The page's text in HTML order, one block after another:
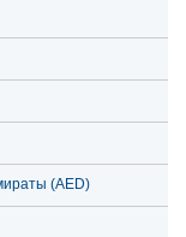
(AED)